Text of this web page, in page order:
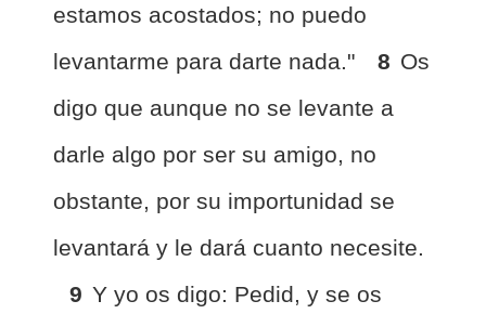
estamos acostados; no puedo
levantarme para darte nada."
8 Os
digo que aunque no se levante a
darle algo por ser su amigo, no
obstante, por su importunidad se
levantará y le dará cuanto necesite.
9 Y yo os digo: Pedid, y se os